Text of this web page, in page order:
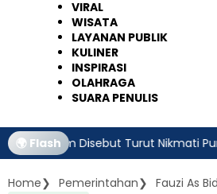
VIRAL
WISATA
LAYANAN PUBLIK
KULINER
INSPIRASI
OLAHRAGA
SUARA PENULIS
🌍 Flash
Disebut Turut Nikmati Pungli Izin
Home Pemerintahan